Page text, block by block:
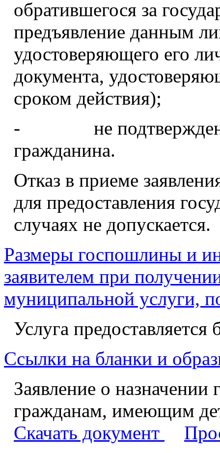
обратившегося за
предъявление данным
удостоверяющего его
документа,
сроком действия);
- не подтверждение
гражданина.
Отказ в приеме
для предоставления
случаях не допускается.
Размеры госпошлины и
заявителем при
муниципальной услуги,
Услуга предоставляется
Ссылки на бланки и
Заявление о назначении
гражданам, имеющим
Скачать документ